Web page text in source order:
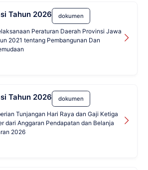
Tahun 2026 dokumen
Peraturan Daerah Provinsi Jawa
2021 tentang Pembangunan Dan
Tahun 2026 dokumen
Tunjangan Hari Raya dan Gaji Ketiga
dari Anggaran Pendapatan dan Belanja
2026